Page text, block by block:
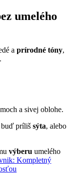
umelého
a prírodné tóny,
a sivej oblohe.
buď príliš sýta, alebo
výberu umelého
Kompletný